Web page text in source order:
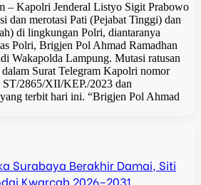
– Kapolri Jenderal Listyo Sigit Prabowo
dan merotasi Pati (Pejabat Tinggi) dan
di lingkungan Polri, diantaranya
Polri, Brigjen Pol Ahmad Ramadhan
Wakapolda Lampung. Mutasi ratusan
Surat Telegram Kapolri nomor
2865/XII/KEP./2023 dan
terbit hari ini. “Brigjen Pol Ahmad
Surabaya Berakhir Damai, Siti
Kwarcab 2026–2031